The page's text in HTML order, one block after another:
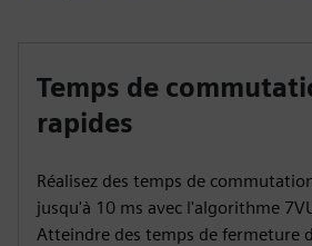
Temps de
rapides
Réalisez des temps de
jusqu'à 10 ms avec l'algorithme
Atteindre des temps de fermeture